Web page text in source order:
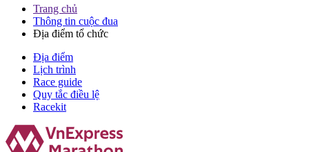
Trang chủ
Thông tin cuộc đua
Địa điểm tổ chức
Địa điểm
Lịch trình
Race guide
Quy tắc điều lệ
Racekit